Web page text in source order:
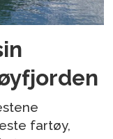
fartøy,